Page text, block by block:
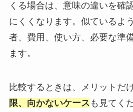
くる場合は、意味の違いを確
にくくなります。似ているよ
者、費用、使い方、必要な準
ます。
比較するときは、メリットだ
限、向かないケース も見てく